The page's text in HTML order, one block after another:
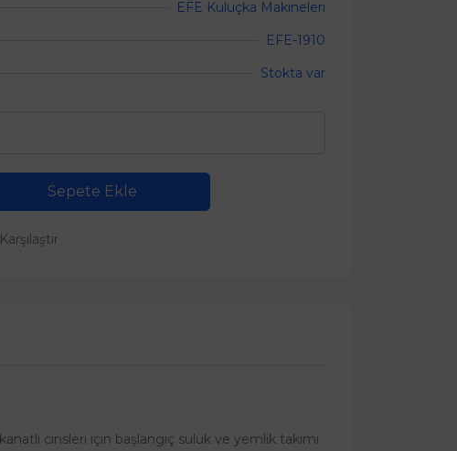
EFE Kuluçka Makineleri
EFE-1910
Stokta var
Sepete Ekle
Karşılaştır
cinsleri için başlangıç suluk ve yemlik takımı